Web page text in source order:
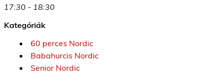
17:30 - 18:30
Kategóriák
60 perces Nordic
Babahurcis Nordic
Senior Nordic